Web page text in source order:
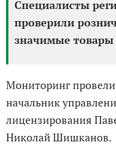
Специалисты
проверили
значимые товары
Мониторинг
начальник
лицензирования
Николай Шишканов.